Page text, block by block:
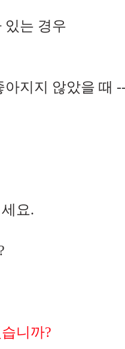
있는 경우
좋아지지 않았
요.
습니까?